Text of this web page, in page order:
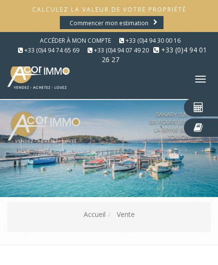
CALCULEZ LA VALEUR DE VOTRE PROPRIÉTÉ
Commencer mon estimation
ACCÉDER À MON COMPTE
+33 (0)4 94 30 00 16
+33 (0)4 94 74 65 69
+33 (0)4 94 07 49 20
+33 (0)4 94 01
26 27
Accueil Vente